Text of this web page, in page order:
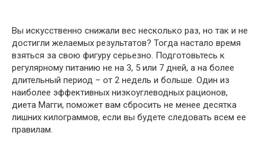
Вы искусственно снижали вес несколько раз, но так и не
достигли желаемых результатов? Тогда настало время
взяться за свою фигуру серьезно. Подготовьтесь к
регулярному питанию не на 3, 5 или 7 дней, а на более
длительный период – от 2 недель и больше. Один из
наиболее эффективных низкоуглеводных рационов,
диета Магги, поможет вам сбросить не менее десятка
лишних килограммов, если вы будете следовать всем ее
правилам.